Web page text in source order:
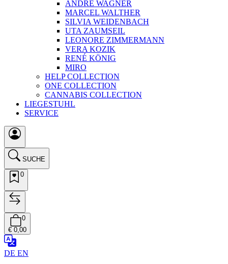
ANDRÉ WAGNER
MARCEL WALTHER
SILVIA WEIDENBACH
UTA ZAUMSEIL
LEONORE ZIMMERMANN
VERA KOZIK
RENÉ KÖNIG
MIRO
HELP COLLECTION
ONE COLLECTION
CANNABIS COLLECTION
LIEGESTUHL
SERVICE
SUCHE
0
0
€ 0,00
DE EN